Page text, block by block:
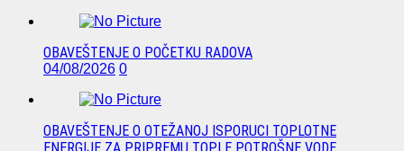
OBAVEŠTENJE O POČETKU RADOVA
04/08/2026 0
OBAVEŠTENJE O OTEŽANOJ ISPORUCI TOPLOTNE